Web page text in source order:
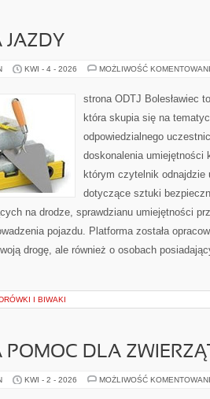
JAZDY
KWI - 4 - 2026 MOŻLIWOŚĆ
strona ODTJ Bolesławiec
która skupia się na
odpowiedzialnego
doskonalenia umiejętności
którym czytelnik odnajdzie
dotyczące sztuki
na drodze, sprawdzianu umiejętności
pojazdu. Platforma została
drogę, ale również o osobach
I BIWAKI
POMOC DLA
KWI - 2 - 2026 MOŻLIWOŚĆ